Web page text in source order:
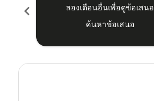
chevron_left
ลองเดือนอื่นเพื่อดูข้อเสนอ
ค้นหาข้อเสนอ